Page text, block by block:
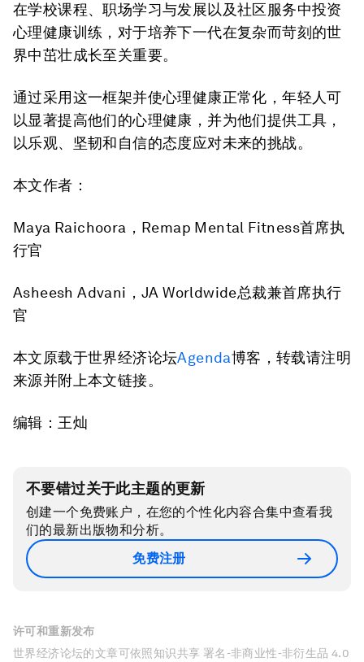
在学校课程、职场学习与发展以及社区服务中投资
心理健康训练，对于培养下一代在复杂而苛刻的世
界中茁壮成长至关重要。
通过采用这一框架并使心理健康正常化，年轻人可
以显著提高他们的心理健康，并为他们提供工具，
以乐观、坚韧和自信的态度应对未来的挑战。
本文作者：
Maya Raichoora，Remap Mental Fitness首席执
行官
Asheesh Advani，JA Worldwide总裁兼首席执行
官
本文原载于世界经济论坛Agenda博客，转载请注明
来源并附上本文链接。
编辑：王灿
不要错过关于此主题的更新
创建一个免费账户，在您的个性化内容合集中查看我
们的最新出版物和分析。
免费注册
许可和重新发布
世界经济论坛的文章可依照知识共享 署名-非商业性-非衍生品 4.0